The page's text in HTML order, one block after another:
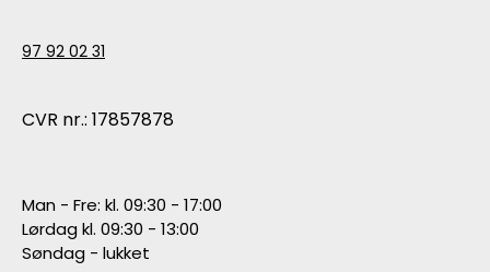
97 92 02 31
CVR nr.: 17857878
Man - Fre: kl. 09:30 - 17:00
Lørdag kl. 09:30 - 13:00
Søndag - lukket